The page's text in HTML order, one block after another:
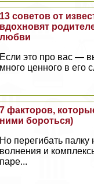
13 советов от
вдохновят
любви
Если это про вас —
много ценного в его
7 факторов,
ними бороться)
Но перегибать
волнения и
паре...